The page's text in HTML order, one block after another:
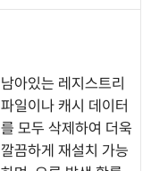
남아있는 레지스트리
파일이나 캐시 데이터
를 모두 삭제하여 더욱
깔끔하게 재설치 가능